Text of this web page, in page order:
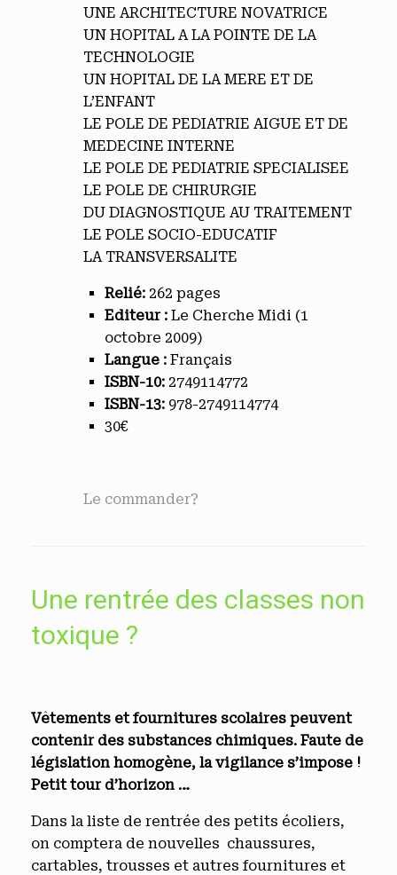
UNE ARCHITECTURE NOVATRICE
UN HOPITAL A LA POINTE DE LA
TECHNOLOGIE
UN HOPITAL DE LA MERE ET DE
L’ENFANT
LE POLE DE PEDIATRIE AIGUE ET DE
MEDECINE INTERNE
LE POLE DE PEDIATRIE SPECIALISEE
LE POLE DE CHIRURGIE
DU DIAGNOSTIQUE AU TRAITEMENT
LE POLE SOCIO-EDUCATIF
LA TRANSVERSALITE
Relié:262 pages
Editeur :Le Cherche Midi (1
octobre 2009)
Langue :Français
ISBN-10:2749114772
ISBN-13:978-2749114774
30€
Le commander?
Une rentrée des classes non
toxique ?
Vêtements et fournitures scolaires peuvent
contenir des substances chimiques. Faute de
législation homogène, la vigilance s’impose !
Petit tour d’horizon …
Dans la liste de rentrée des petits écoliers,
on comptera de nouvelles chaussures,
cartables, trousses et autres fournitures et